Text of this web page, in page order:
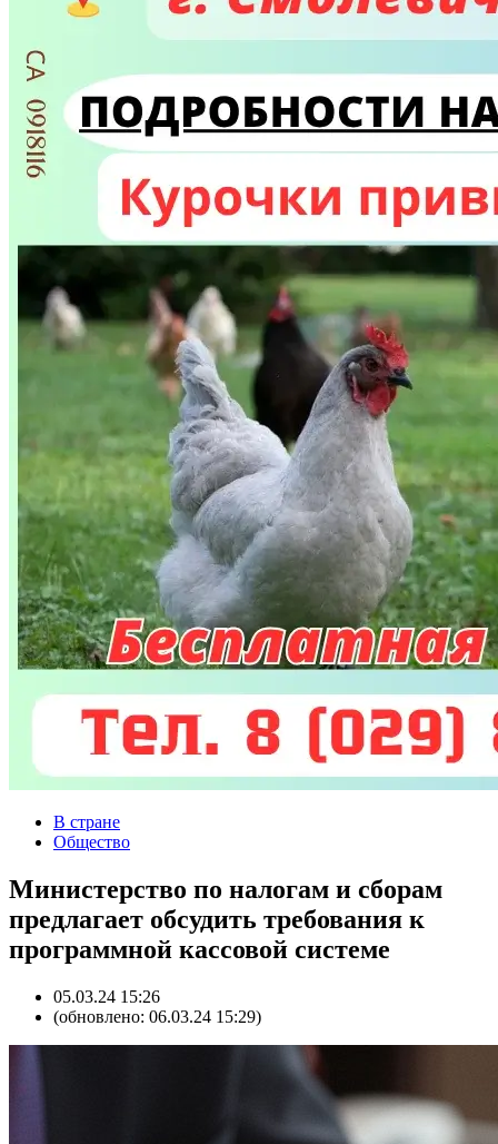
В стране
Общество
Министерство по налогам и сборам
предлагает обсудить требования к
программной кассовой системе
05.03.24 15:26
(обновлено: 06.03.24 15:29)